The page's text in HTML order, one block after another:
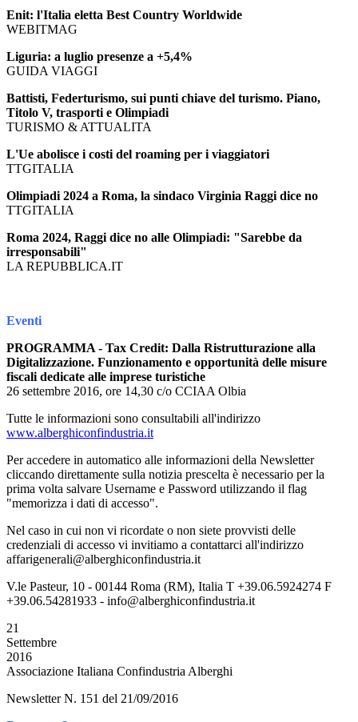
Enit: l'Italia eletta Best Country Worldwide
WEBITMAG
Liguria: a luglio presenze a +5,4%
GUIDA VIAGGI
Battisti, Federturismo, sui punti chiave del turismo. Piano,
Titolo V, trasporti e Olimpiadi
TURISMO & ATTUALITA
L'Ue abolisce i costi del roaming per i viaggiatori
TTGITALIA
Olimpiadi 2024 a Roma, la sindaco Virginia Raggi dice no
TTGITALIA
Roma 2024, Raggi dice no alle Olimpiadi: "Sarebbe da
irresponsabili"
LA REPUBBLICA.IT
Eventi
PROGRAMMA - Tax Credit: Dalla Ristrutturazione alla
Digitalizzazione. Funzionamento e opportunità delle misure
fiscali dedicate alle imprese turistiche
26 settembre 2016, ore 14,30 c/o CCIAA Olbia
Tutte le informazioni sono consultabili all'indirizzo
www.alberghiconfindustria.it
Per accedere in automatico alle informazioni della Newsletter
cliccando direttamente sulla notizia prescelta è necessario per la
prima volta salvare Username e Password utilizzando il flag
"memorizza i dati di accesso".
Nel caso in cui non vi ricordate o non siete provvisti delle
credenziali di accesso vi invitiamo a contattarci all'indirizzo
affarigenerali@alberghiconfindustria.it
V.le Pasteur, 10 - 00144 Roma (RM), Italia T +39.06.5924274 F
+39.06.54281933 - info@alberghiconfindustria.it
21
Settembre
2016
Associazione Italiana Confindustria Alberghi
Newsletter N. 151 del 21/09/2016